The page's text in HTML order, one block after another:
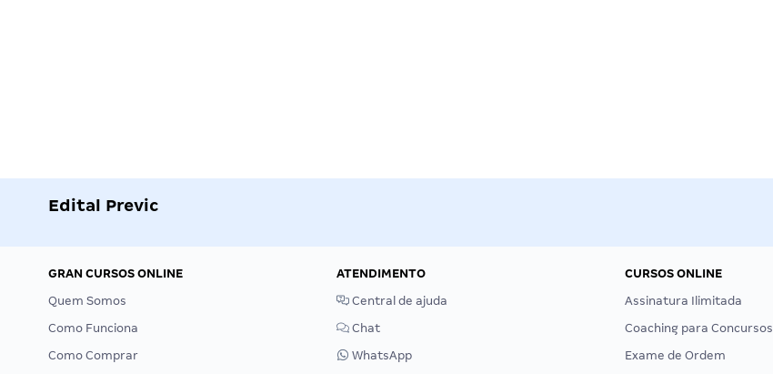
Edital Previc
GRAN CURSOS ONLINE
Quem Somos
Como Funciona
Como Comprar
ATENDIMENTO
Central de ajuda
Chat
WhatsApp
CURSOS ONLINE
Assinatura Ilimitada
Coaching para Concursos
Exame de Ordem